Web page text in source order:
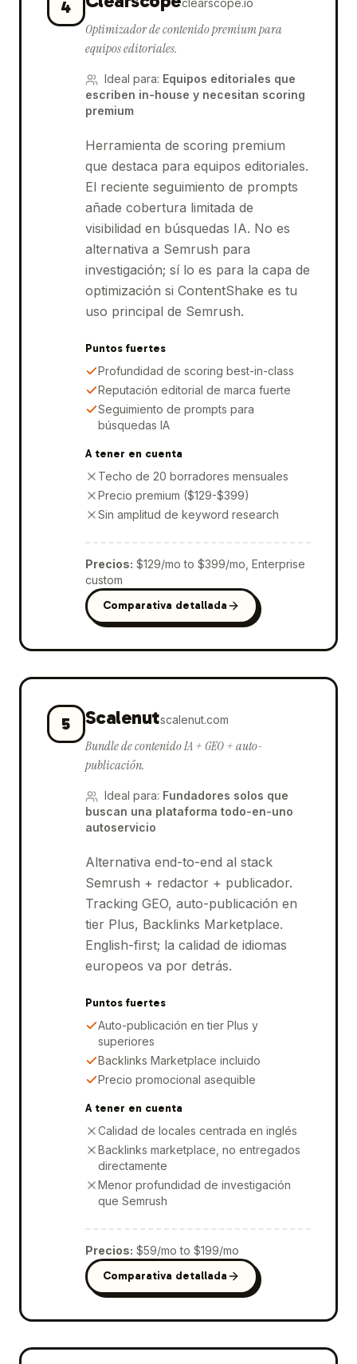
4
Optimizador de contenido premium para
equipos editoriales.
Ideal para: Equipos editoriales que
escriben in-house y necesitan scoring
premium
Herramienta de scoring premium
que destaca para equipos editoriales.
El reciente seguimiento de prompts
añade cobertura limitada de
visibilidad en búsquedas IA. No es
alternativa a Semrush para
investigación; sí lo es para la capa de
optimización si ContentShake es tu
uso principal de Semrush.
Puntos fuertes
Profundidad de scoring best-in-class
Reputación editorial de marca fuerte
Seguimiento de prompts para
búsquedas IA
A tener en cuenta
Techo de 20 borradores mensuales
Precio premium ($129-$399)
Sin amplitud de keyword research
Precios: $129/mo to $399/mo, Enterprise
custom
Comparativa detallada
5 Scalenutscalenut.com
Bundle de contenido IA + GEO + auto-
publicación.
Ideal para: Fundadores solos que
buscan una plataforma todo-en-uno
autoservicio
Alternativa end-to-end al stack
Semrush + redactor + publicador.
Tracking GEO, auto-publicación en
tier Plus, Backlinks Marketplace.
English-first; la calidad de idiomas
europeos va por detrás.
Puntos fuertes
Auto-publicación en tier Plus y
superiores
Backlinks Marketplace incluido
Precio promocional asequible
A tener en cuenta
Calidad de locales centrada en inglés
Backlinks marketplace, no entregados
directamente
Menor profundidad de investigación
que Semrush
Precios: $59/mo to $199/mo
Comparativa detallada